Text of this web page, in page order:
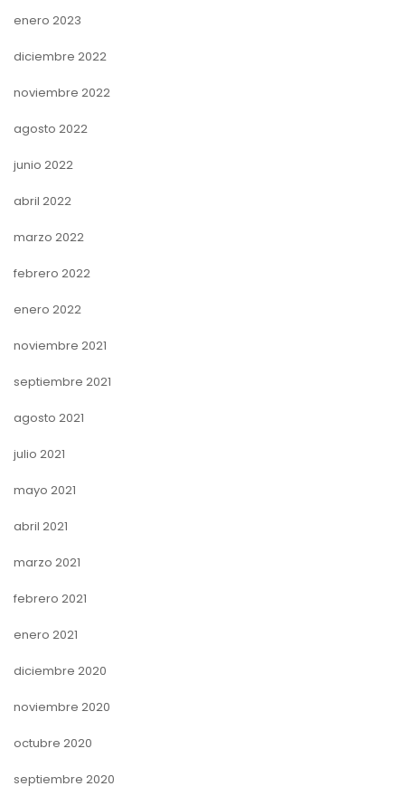
enero 2023
diciembre 2022
noviembre 2022
agosto 2022
junio 2022
abril 2022
marzo 2022
febrero 2022
enero 2022
noviembre 2021
septiembre 2021
agosto 2021
julio 2021
mayo 2021
abril 2021
marzo 2021
febrero 2021
enero 2021
diciembre 2020
noviembre 2020
octubre 2020
septiembre 2020